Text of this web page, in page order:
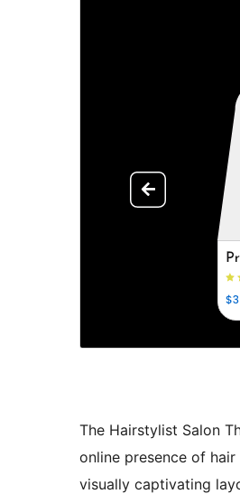
The Hairstylist Salon
online presence of
visually captivating